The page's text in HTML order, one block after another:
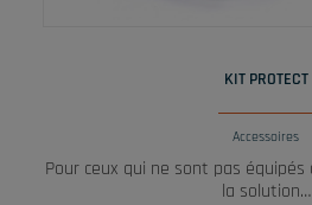
KIT PROTECT
Accessoires
Pour ceux qui ne sont pas équipés
la solution…